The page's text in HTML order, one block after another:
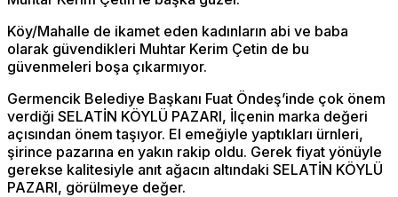
Köy/Mahalle de ikamet eden kadınların abi ve baba
olarak güvendikleri Muhtar Kerim Çetin de bu
güvenmeleri boşa çıkarmıyor.
Germencik Belediye Başkanı Fuat Öndeş’inde çok önem
verdiği SELATİN KÖYLÜ PAZARI, İlçenin marka değeri
açısından önem taşıyor. El emeğiyle yaptıkları ürnleri,
şirince pazarına en yakın rakip oldu. Gerek fiyat yönüyle
gerekse kalitesiyle anıt ağacın altındaki SELATİN KÖYLÜ
PAZARI, görülmeye değer.